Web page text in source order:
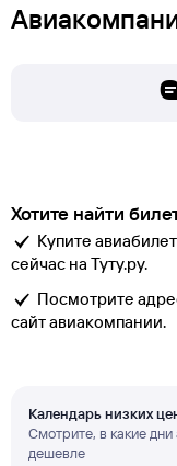
Хотите найти
Купите
сейчас на Туту.ру.
Посмотрите
сайт авиакомпании.
Календарь низких
Смотрите, в какие
дешевле